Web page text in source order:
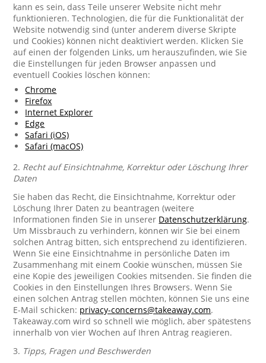
kann es sein, dass Teile unserer Website nicht mehr
funktionieren. Technologien, die für die Funktionalität der
Website notwendig sind (unter anderem diverse Skripte
und Cookies) können nicht deaktiviert werden. Klicken Sie
auf einen der folgenden Links, um herauszufinden, wie Sie
die Einstellungen für jeden Browser anpassen und
eventuell Cookies löschen können:
Chrome
Firefox
Internet Explorer
Edge
Safari (iOS)
Safari (macOS)
2. Recht auf Einsichtnahme, Korrektur oder Löschung Ihrer
Daten
Sie haben das Recht, die Einsichtnahme, Korrektur oder
Löschung Ihrer Daten zu beantragen (weitere
Informationen finden Sie in unserer Datenschutzerklärung.
Um Missbrauch zu verhindern, können wir Sie bei einem
solchen Antrag bitten, sich entsprechend zu identifizieren.
Wenn Sie eine Einsichtnahme in persönliche Daten im
Zusammenhang mit einem Cookie wünschen, müssen Sie
eine Kopie des jeweiligen Cookies mitsenden. Sie finden die
Cookies in den Einstellungen Ihres Browsers. Wenn Sie
einen solchen Antrag stellen möchten, können Sie uns eine
E-Mail schicken: privacy-concerns@takeaway.com.
Takeaway.com wird so schnell wie möglich, aber spätestens
innerhalb von vier Wochen auf Ihren Antrag reagieren.
3. Tipps, Fragen und Beschwerden